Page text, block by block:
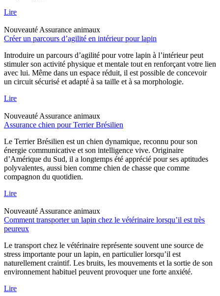
Lire
Nouveauté Assurance animaux
Créer un parcours d’agilité en intérieur pour lapin
Introduire un parcours d’agilité pour votre lapin à l’intérieur peut
stimuler son activité physique et mentale tout en renforçant votre lien
avec lui. Même dans un espace réduit, il est possible de concevoir
un circuit sécurisé et adapté à sa taille et à sa morphologie.
Lire
Nouveauté Assurance animaux
Assurance chien pour Terrier Brésilien
Le Terrier Brésilien est un chien dynamique, reconnu pour son
énergie communicative et son intelligence vive. Originaire
d’Amérique du Sud, il a longtemps été apprécié pour ses aptitudes
polyvalentes, aussi bien comme chien de chasse que comme
compagnon du quotidien.
Lire
Nouveauté Assurance animaux
Comment transporter un lapin chez le vétérinaire lorsqu’il est très
peureux
Le transport chez le vétérinaire représente souvent une source de
stress importante pour un lapin, en particulier lorsqu’il est
naturellement craintif. Les bruits, les mouvements et la sortie de son
environnement habituel peuvent provoquer une forte anxiété.
Lire